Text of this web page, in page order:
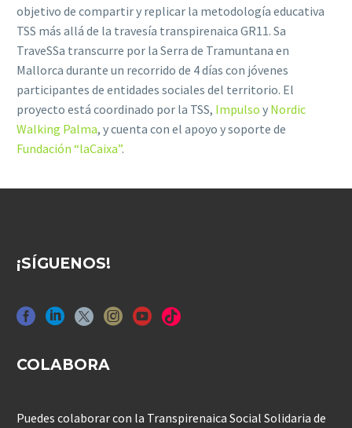
objetivo de compartir y replicar la metodología educativa
TSS más allá de la travesía transpirenaica GR11. Sa
TraveSSa transcurre por la Serra de Tramuntana en
Mallorca durante un recorrido de 4 días con jóvenes
participantes de entidades sociales del territorio. El
proyecto está coordinado por la TSS, Impulso y Nordic
Walking Palma, y cuenta con el apoyo y soporte de
Fundación “laCaixa”.
¡SÍGUENOS!
COLABORA
Puedes colaborar con la Transpirenaica Social Solidaria de